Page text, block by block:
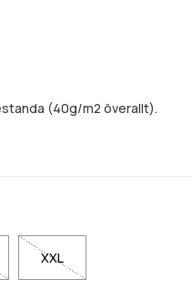
(40g/m2 överallt).
XXL